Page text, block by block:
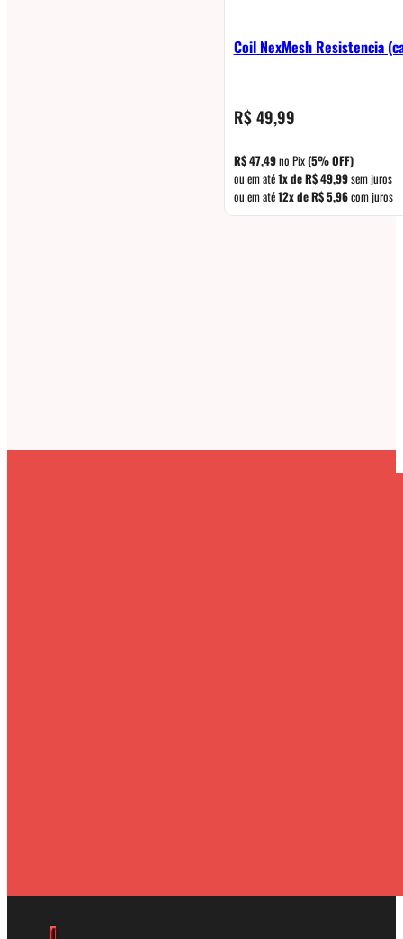
Coil NexMesh Resistencia
R$49,99
R$47,49no Pix(5% OFF)
ou em até1x deR$49,99sem juros
ou em até12x deR$5,96com juros